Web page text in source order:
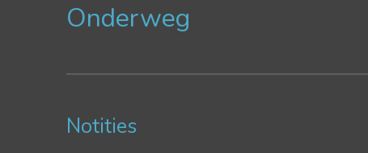
Onderweg
Notities